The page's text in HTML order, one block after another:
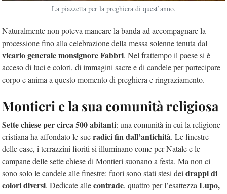
La piazzetta per la preghiera di quest’anno.
Naturalmente non poteva mancare la banda ad accompagnare la
processione fino alla celebrazione della messa solenne tenuta dal
vicario generale monsignore Fabbri. Nel frattempo il paese si è
acceso di luci e colori, di immagini sacre e di candele per partecipare
corpo e anima a questo momento di preghiera e ringraziamento.
Montieri e la sua comunità religiosa
Sette chiese per circa 500 abitanti: una comunità in cui la religione
cristiana ha affondato le sueradici fin dall’antichità. Le finestre
delle case, i terrazzini fioriti si illuminano come per Natale e le
campane delle sette chiese di Montieri suonano a festa. Ma non ci
sono solo le candele alle finestre: fuori sono stati stesi dei drappi di
colori diversi. Dedicate allecontrade, quattro per l’esattezza Lupo,